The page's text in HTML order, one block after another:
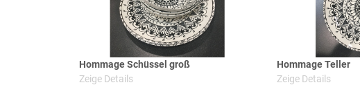
Hommage Schüssel groß
Zeige Details
Hommage Teller
Zeige Details